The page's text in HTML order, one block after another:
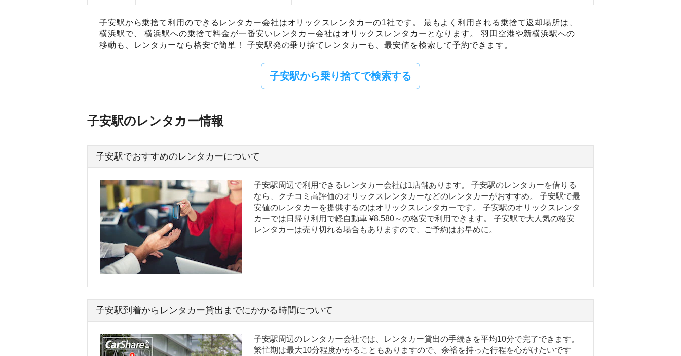
子安駅から乗捨て利用のできるレンタカー会社はオリックスレンタカーの1社です。 最もよく利用される乗捨て返却場所は、
横浜駅で、 横浜駅への乗捨て料金が一番安いレンタカー会社はオリックスレンタカーとなります。 羽田空港や新横浜駅への
移動も、レンタカーなら格安で簡単！ 子安駅発の乗り捨てレンタカーも、最安値を検索して予約できます。
子安駅から乗り捨てで検索する
子安駅のレンタカー情報
子安駅でおすすめのレンタカーについて
子安駅周辺で利用できるレンタカー会社は1店舗あります。 子安駅のレンタカーを借りる
なら、クチコミ高評価のオリックスレンタカーなどのレンタカーがおすすめ。 子安駅で最
安値のレンタカーを提供するのはオリックスレンタカーです。 子安駅のオリックスレンタ
カーでは日帰り利用で軽自動車 ¥8,580～の格安で利用できます。 子安駅で大人気の格安
レンタカーは売り切れる場合もありますので、ご予約はお早めに。
子安駅到着からレンタカー貸出までにかかる時間について
子安駅周辺のレンタカー会社では、レンタカー貸出の手続きを平均10分で完了できます。
繁忙期は最大10分程度かかることもありますので、余裕を持った行程を心がけたいです